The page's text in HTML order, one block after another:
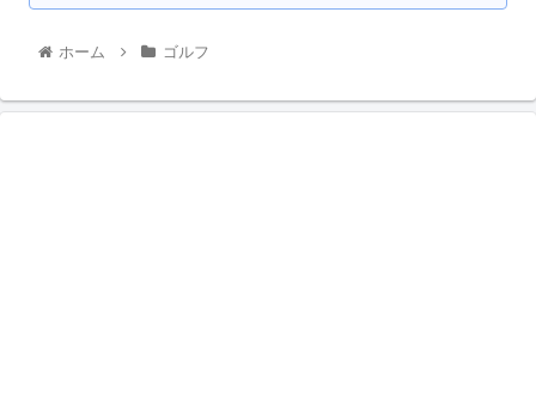
ホーム ゴルフ